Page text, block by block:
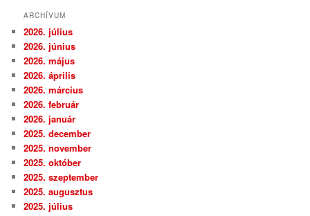
ARCHÍVUM
2026. július
2026. június
2026. május
2026. április
2026. március
2026. február
2026. január
2025. december
2025. november
2025. október
2025. szeptember
2025. augusztus
2025. július